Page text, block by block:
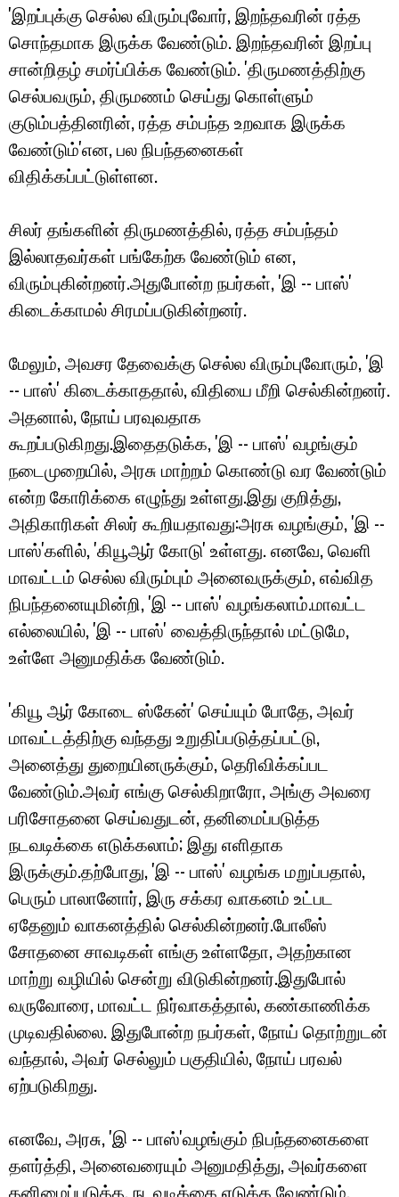
'இறப்புக்கு செல்ல விரும்புவோர், இறந்தவரின் ரத்த
சொந்தமாக இருக்க வேண்டும். இறந்தவரின் இறப்பு
சான்றிதழ் சமர்ப்பிக்க வேண்டும். 'திருமணத்திற்கு
செல்பவரும், திருமணம் செய்து கொள்ளும்
குடும்பத்தினரின், ரத்த சம்பந்த உறவாக இருக்க
வேண்டும்'என, பல நிபந்தனைகள்
விதிக்கப்பட்டுள்ளன.
சிலர் தங்களின் திருமணத்தில், ரத்த சம்பந்தம்
இல்லாதவர்கள் பங்கேற்க வேண்டும் என,
விரும்புகின்றனர்.அதுபோன்ற நபர்கள், 'இ -- பாஸ்'
கிடைக்காமல் சிரமப்படுகின்றனர்.
மேலும், அவசர தேவைக்கு செல்ல விரும்புவோரும், 'இ
-- பாஸ்' கிடைக்காததால், விதியை மீறி செல்கின்றனர்.
அதனால், நோய் பரவுவதாக
கூறப்படுகிறது.இதைதடுக்க, 'இ -- பாஸ்' வழங்கும்
நடைமுறையில், அரசு மாற்றம் கொண்டு வர வேண்டும்
என்ற கோரிக்கை எழுந்து உள்ளது.இது குறித்து,
அதிகாரிகள் சிலர் கூறியதாவது:அரசு வழங்கும், 'இ --
பாஸ்'களில், 'கியூஆர் கோடு' உள்ளது. எனவே, வெளி
மாவட்டம் செல்ல விரும்பும் அனைவருக்கும், எவ்வித
நிபந்தனையுமின்றி, 'இ -- பாஸ்' வழங்கலாம்.மாவட்ட
எல்லையில், 'இ -- பாஸ்' வைத்திருந்தால் மட்டுமே,
உள்ளே அனுமதிக்க வேண்டும்.
'கியூ ஆர் கோடை ஸ்கேன்' செய்யும் போதே, அவர்
மாவட்டத்திற்கு வந்தது உறுதிப்படுத்தப்பட்டு,
அனைத்து துறையினருக்கும், தெரிவிக்கப்பட
வேண்டும்.அவர் எங்கு செல்கிறாரோ, அங்கு அவரை
பரிசோதனை செய்வதுடன், தனிமைப்படுத்த
நடவடிக்கை எடுக்கலாம்; இது எளிதாக
இருக்கும்.தற்போது, 'இ -- பாஸ்' வழங்க மறுப்பதால்,
பெரும் பாலானோர், இரு சக்கர வாகனம் உட்பட
ஏதேனும் வாகனத்தில் செல்கின்றனர்.போலீஸ்
சோதனை சாவடிகள் எங்கு உள்ளதோ, அதற்கான
மாற்று வழியில் சென்று விடுகின்றனர்.இதுபோல்
வருவோரை, மாவட்ட நிர்வாகத்தால், கண்காணிக்க
முடிவதில்லை. இதுபோன்ற நபர்கள், நோய் தொற்றுடன்
வந்தால், அவர் செல்லும் பகுதியில், நோய் பரவல்
ஏற்படுகிறது.
எனவே, அரசு, 'இ -- பாஸ்'வழங்கும் நிபந்தனைகளை
தளர்த்தி, அனைவரையும் அனுமதித்து, அவர்களை
தனிமைப்படுத்த, நடவடிக்கை எடுக்க வேண்டும்.